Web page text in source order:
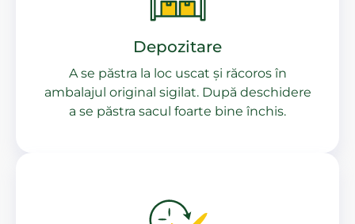
Depozitare
A se păstra la loc uscat și răcoros în
ambalajul original sigilat. După deschidere
a se păstra sacul foarte bine închis.